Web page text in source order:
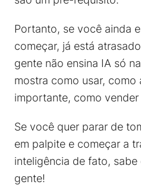
Portanto, se você ainda
começar, já está
gente não ensina IA só
mostra como usar, como
importante, como
Se você quer parar de
em palpite e começar a
inteligência de fato,
gente!